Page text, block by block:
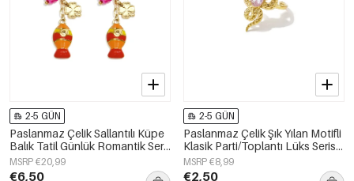
2-5 GÜN
Paslanmaz Çelik Sallantılı Küpe
Balık Tatil Günlük Romantik Seri
Kadın Takıları
MSRP €20,99
€6,50
2-5 GÜN
Paslanmaz Çelik Şık Yılan Motifli
Klasik Parti/Toplantı Lüks Serisi
Kadın Takıları
MSRP €8,99
€2,50